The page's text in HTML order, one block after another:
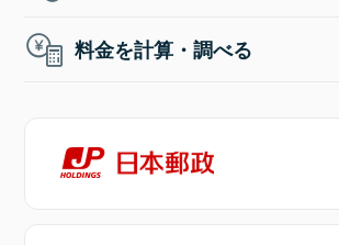
料金を計算・調べる